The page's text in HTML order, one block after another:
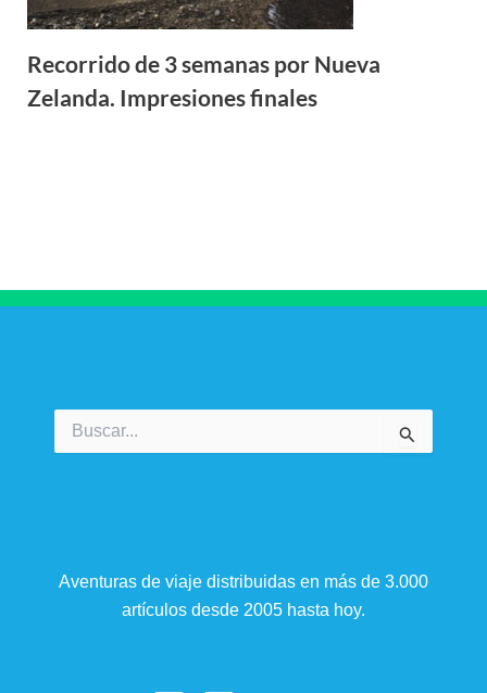
Recorrido de 3 semanas por Nueva
Zelanda. Impresiones finales
por:
Aventuras de viaje distribuidas en más de 3.000
artículos desde 2005 hasta hoy.